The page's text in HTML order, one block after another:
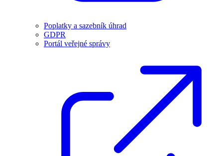
Poplatky a sazebník úhrad
GDPR
Portál veřejné správy